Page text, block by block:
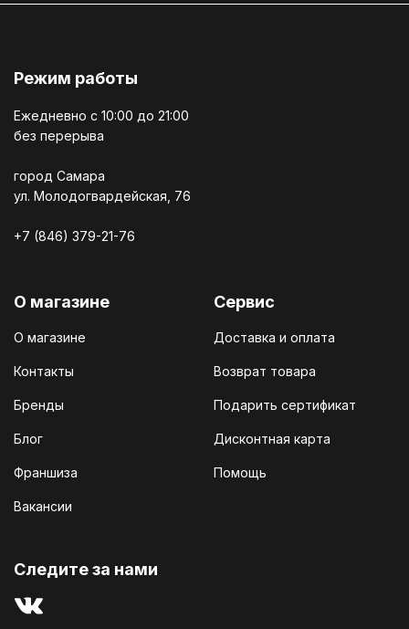
Режим работы
Ежедневно c 10:00 до 21:00
без перерыва
город Самара
ул. Молодогвардейская, 76
+7 (846) 379-21-76
О магазине
О магазине
Контакты
Бренды
Блог
Франшиза
Вакансии
Сервис
Доставка и оплата
Возврат товара
Подарить сертификат
Дисконтная карта
Помощь
Cледите за нами